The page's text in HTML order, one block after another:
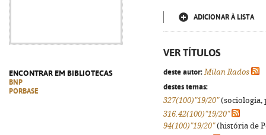
ENCONTRAR EM BIBLIOTECAS
BNP
PORBASE
ADICIONAR À LISTA
VER TÍTULOS
deste autor: Milan Rados
destes temas:
327(100)"19/20"(sociologia,
316.42(100)"19/20"
94(100)"19/20"(história de